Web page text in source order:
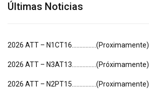
Últimas Noticias
2026 ATT – N1CT16…………….(Proximamente)
2026 ATT – N3AT13…………….(Próximamente)
2026 ATT – N2PT15…………….(Proximamente)